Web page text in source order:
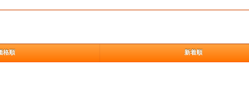
格順 新着順